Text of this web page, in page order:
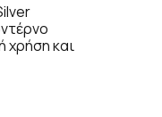
χρήση και